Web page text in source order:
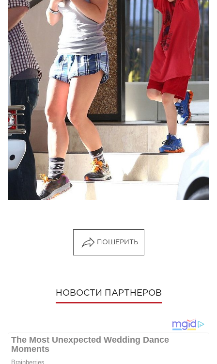
ПОШЕРИТЬ
НОВОСТИ ПАРТНЕРОВ